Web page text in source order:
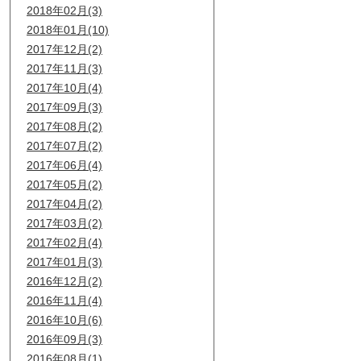
2018年02月(3)
2018年01月(10)
2017年12月(2)
2017年11月(3)
2017年10月(4)
2017年09月(3)
2017年08月(2)
2017年07月(2)
2017年06月(4)
2017年05月(2)
2017年04月(2)
2017年03月(2)
2017年02月(4)
2017年01月(3)
2016年12月(2)
2016年11月(4)
2016年10月(6)
2016年09月(3)